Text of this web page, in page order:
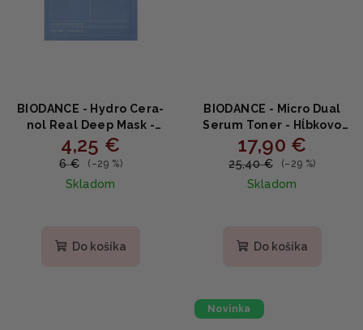
BIODANCE - Hydro Cera-
nol Real Deep Mask -
Hĺbkovo hydratačná
hydrogélová maska 34g
4,25 €
6 € (–29 %)
Skladom
produktu
Do košíka
BIODANCE - Micro Dual
Serum Toner - Hĺbkovo
hydratačný toner na pleť
150ml
17,90 €
25,40 € (–29 %)
Skladom
produktu
Do košíka
Novinka